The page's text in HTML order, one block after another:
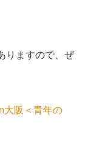
りますので、ぜ
大阪＜青年の